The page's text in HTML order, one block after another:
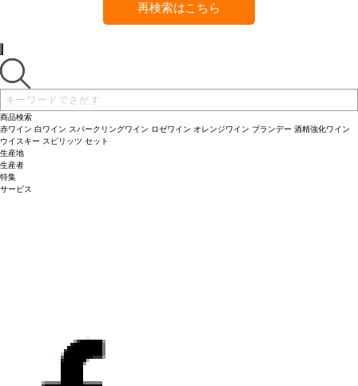
再検索はこちら
商品検索
赤ワイン 白ワイン スパークリングワイン ロゼワイン オレンジワイン ブランデー 酒精強化ワイン
ウイスキー スピリッツ セット
生産地
生産者
特集
サービス